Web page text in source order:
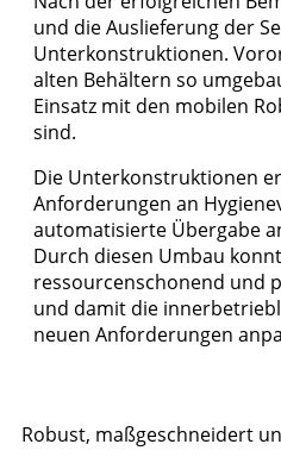
und die Auslieferung der
Unterkonstruktionen.
alten Behältern so
Einsatz mit den mobilen
sind.
Die Unterkonstruktionen
Anforderungen an
automatisierte Übergabe
Durch diesen Umbau
ressourcenschonend und
und damit die
neuen Anforderungen
Robust, maßgeschneidert